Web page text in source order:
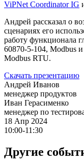
ViPNet Coordinator IG
Андрей рассказал о
сценариях его
работу функционала
60870-5-104, Modbus
Modbus RTU.
Скачать презентацию
Андрей Иванов
менеджер продуктов
Иван Герасименко
менеджер по
18 Апр 2024
10:00-11:30
Другие